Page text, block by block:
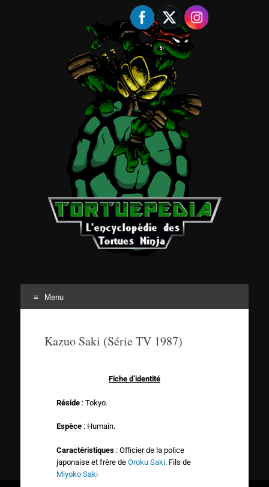
Menu
Kazuo Saki (Série TV 1987)
Fiche d’identité
Réside : Tokyo.
Espèce: Humain.
Caractéristiques : Officier de la police
japonaise et frère de Oroku Saki. Fils de
Miyoko Saki